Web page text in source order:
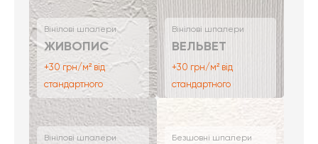
Вінілові шпалери
ЖИВОПИС
+30 грн/м² від
стандартного
Вінілові шпалери
ВЕЛЬВЕТ
+30 грн/м² від
стандартного
Вінілові шпалери Безшовні шпалери